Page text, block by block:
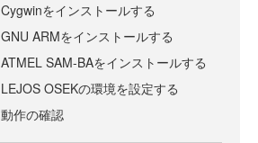
Cygwinをインストールする
GNU ARMをインストールする
ATMEL SAM-BAをインストールする
LEJOS OSEKの環境を設定する
動作の確認